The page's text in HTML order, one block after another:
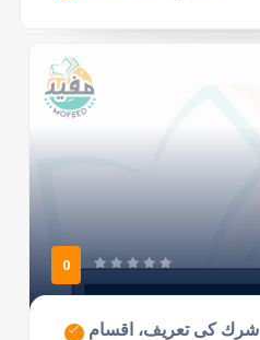
0
شرك كی تعريف، اقسام